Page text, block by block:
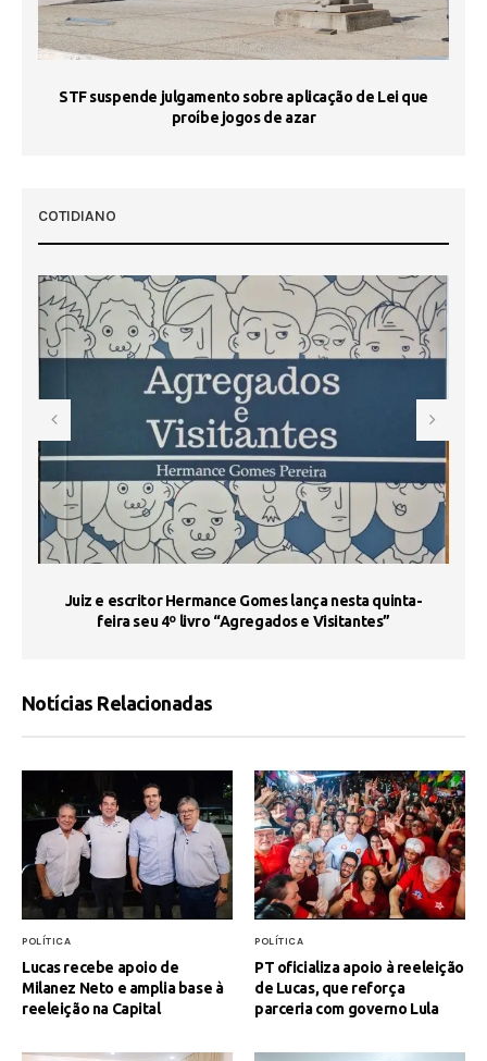
STF suspende julgamento sobre aplicação de Lei que
proíbe jogos de azar
COTIDIANO
Juiz e escritor Hermance Gomes lança nesta quinta-
feira seu 4º livro “Agregados e Visitantes”
Notícias Relacionadas
POLÍTICA
Lucas recebe apoio de
Milanez Neto e amplia base à
reeleição na Capital
POLÍTICA
PT oficializa apoio à reeleição
de Lucas, que reforça
parceria com governo Lula